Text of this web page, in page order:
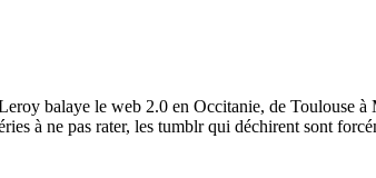
balaye le web 2.0 en Occitanie, de Toulouse
à ne pas rater, les tumblr qui déchirent sont